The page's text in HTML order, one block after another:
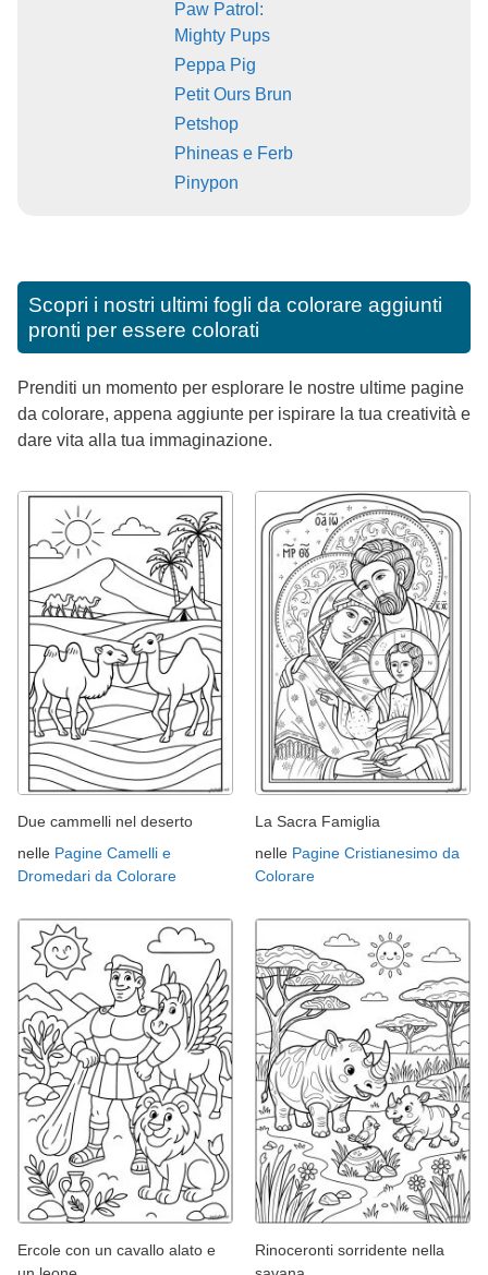
Paw Patrol:
Mighty Pups
Peppa Pig
Petit Ours Brun
Petshop
Phineas e Ferb
Pinypon
Scopri i nostri ultimi fogli da colorare aggiunti
pronti per essere colorati
Prenditi un momento per esplorare le nostre ultime pagine
da colorare, appena aggiunte per ispirare la tua creatività e
dare vita alla tua immaginazione.
Due cammelli nel deserto
nelle Pagine Camelli e
Dromedari da Colorare
La Sacra Famiglia
nelle Pagine Cristianesimo da
Colorare
Ercole con un cavallo alato e
Rinoceronti sorridente nella